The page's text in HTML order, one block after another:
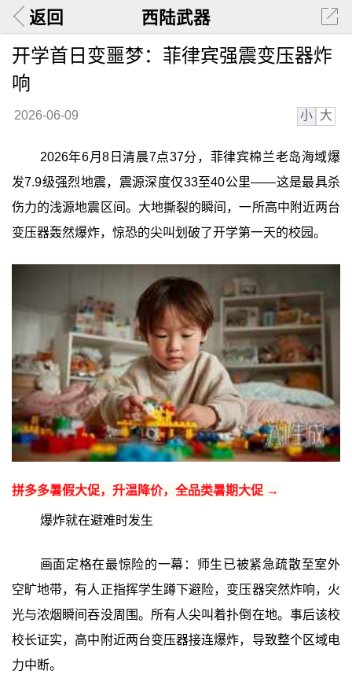
返回 西陆武器
开学首日变噩梦：菲律宾强震变压器炸
响
2026-06-09 小 大
2026年6月8日清晨7点37分，菲律宾棉兰老岛海域爆
发7.9级强烈地震，震源深度仅33至40公里——这是最具杀
伤力的浅源地震区间。大地撕裂的瞬间，一所高中附近两台
变压器轰然爆炸，惊恐的尖叫划破了开学第一天的校园。
拼多多暑假大促，升温降价，全品类暑期大促 →
爆炸就在避难时发生
画面定格在最惊险的一幕：师生已被紧急疏散至室外
空旷地带，有人正指挥学生蹲下避险，变压器突然炸响，火
光与浓烟瞬间吞没周围。所有人尖叫着扑倒在地。事后该校
校长证实，高中附近两台变压器接连爆炸，导致整个区域电
力中断。